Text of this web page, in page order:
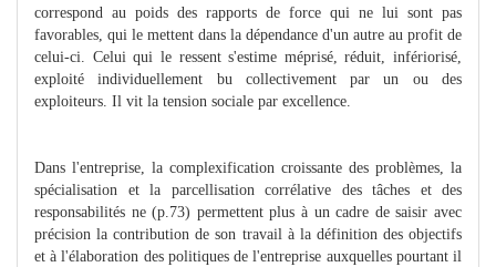
correspond au poids des rapports de force qui ne lui sont pas
favorables, qui le mettent dans la dépendance d'un autre au profit de
celui-ci. Celui qui le ressent s'estime méprisé, réduit, infériorisé,
exploité individuellement bu collectivement par un ou des
exploiteurs. Il vit la tension sociale par excellence.
Dans l'entreprise, la complexification croissante des problèmes, la
spécialisation et la parcellisation corrélative des tâches et des
responsabilités ne (p.73) permettent plus à un cadre de saisir avec
précision la contribution de son travail à la définition des objectifs
et à l'élaboration des politiques de l'entreprise auxquelles pourtant il